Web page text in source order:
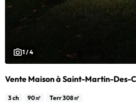
1 / 4
Vente Maison à Saint-Martin-Des-
3 ch 90㎡ Terr 308㎡